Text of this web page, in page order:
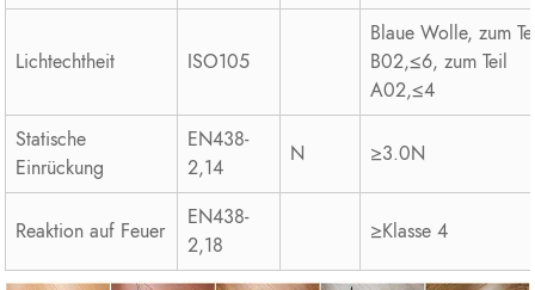
Lichtechtheit ISO105
Blaue Wolle, zum
B02,≤6, zum Teil
A02,≤4
Statische
Einrückung
EN438-
2,14
N ≥3.0N
Reaktion auf Feuer
EN438-
2,18
≥Klasse 4